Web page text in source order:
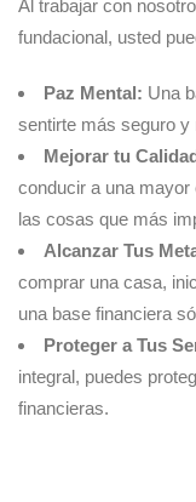
Al trabajar con
fundacional, usted
Paz Mental: Una
sentirte más seguro y
Mejorar tu
conducir a una mayor
las cosas que más
Alcanzar Tus
comprar una casa,
una base financiera
Proteger a Tus
integral, puedes
financieras.